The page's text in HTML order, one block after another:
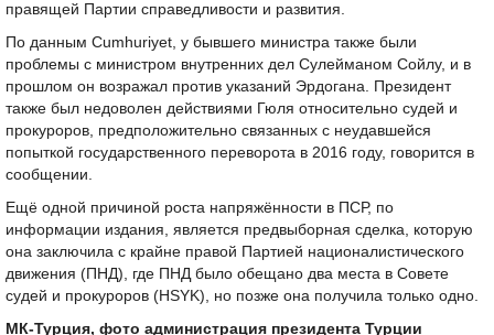
правящей Партии справедливости и развития.
По данным Cumhuriyet, у бывшего министра также были
проблемы с министром внутренних дел Сулейманом Сойлу, и в
прошлом он возражал против указаний Эрдогана. Президент
также был недоволен действиями Гюля относительно судей и
прокуроров, предположительно связанных с неудавшейся
попыткой государственного переворота в 2016 году, говорится в
сообщении.
Ещё одной причиной роста напряжённости в ПСР, по
информации издания, является предвыборная сделка, которую
она заключила с крайне правой Партией националистического
движения (ПНД), где ПНД было обещано два места в Совете
судей и прокуроров (HSYK), но позже она получила только одно.
МК-Турция, фото администрация президента Турции